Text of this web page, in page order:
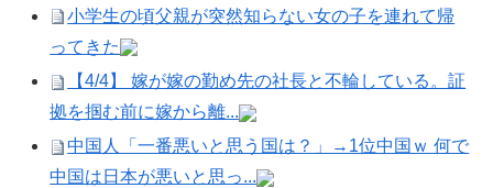
小学生の頃父親が突然知らない女の子を連れて帰
ってきた
【4/4】 嫁が嫁の勤め先の社長と不輪している。証
拠を掴む前に嫁から離...
中国人「一番悪いと思う国は？」→1位中国ｗ 何で
中国は日本が悪いと思っ...